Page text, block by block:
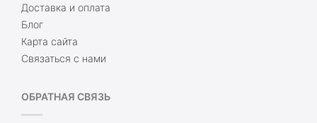
Доставка и оплата
Блог
Карта сайта
Связаться с нами
ОБРАТНАЯ СВЯЗЬ